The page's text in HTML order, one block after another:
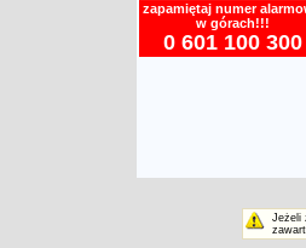
zapamiętaj numer
w górach!!!
0 601 100 300
Jeżeli